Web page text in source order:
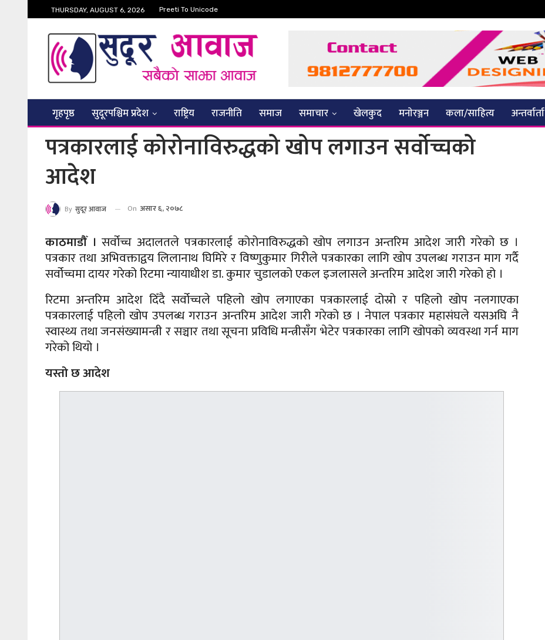
THURSDAY, AUGUST 6, 2026 Preeti To Unicode
गृहपृष्ठ सुदूरपश्चिम प्रदेश राष्ट्रिय राजनीति समाज समाचार खेलकुद मनाेरञ्जन कला/साहित्य अन्तर्वार्ता
पत्रकारलाई कोरोनाविरुद्धको खोप लगाउन सर्वोच्चको
आदेश
By सुदूर आवाज On असार ६, २०७८
काठमाडौँ । सर्वोच्च अदालतले पत्रकारलाई कोरोनाविरुद्धको खोप लगाउन अन्तरिम आदेश जारी गरेको छ ।
पत्रकार तथा अभिवक्ताद्वय लिलानाथ घिमिरे र विष्णुकुमार गिरीले पत्रकारका लागि खोप उपलब्ध गराउन माग गर्दै
सर्वोच्चमा दायर गरेको रिटमा न्यायाधीश डा. कुमार चुडालको एकल इजलासले अन्तरिम आदेश जारी गरेको हो ।
रिटमा अन्तरिम आदेश दिँदै सर्वोच्चले पहिलो खोप लगाएका पत्रकारलाई दोस्रो र पहिलो खोप नलगाएका
पत्रकारलाई पहिलो खोप उपलब्ध गराउन अन्तरिम आदेश जारी गरेको छ । नेपाल पत्रकार महासंघले यसअघि नै
स्वास्थ्य तथा जनसंख्यामन्त्री र सञ्चार तथा सूचना प्रविधि मन्त्रीसँग भेटेर पत्रकारका लागि खोपको व्यवस्था गर्न माग
गरेको थियो ।
यस्तो छ आदेश